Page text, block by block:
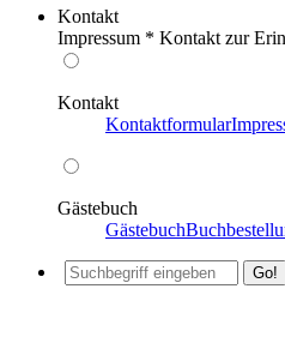
Kontakt
Impressum * Kontakt zur
Kontakt
Kontaktformular
Gästebuch
Gästebuch